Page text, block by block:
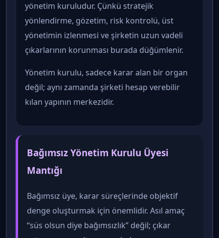
yönetim kuruludur. Çünkü stratejik
yönlendirme, gözetim, risk kontrolü, üst
yönetimin izlenmesi ve şirketin uzun vadeli
çıkarlarının korunması burada düğümlenir.
Yönetim kurulu, sadece karar alan bir organ
değil; aynı zamanda şirketi hesap verebilir
kılan yapının merkezidir.
Bağımsız Yönetim Kurulu Üyesi
Mantığı
Bağımsız üye, karar süreçlerinde objektif
denge oluşturmak için önemlidir. Asıl amaç
“süs olsun diye bağımsızlık” değil; çıkar